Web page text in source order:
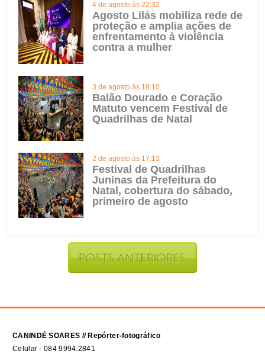
4 de agosto às 22:32
Agosto Lilás mobiliza rede de
proteção e amplia ações de
enfrentamento à violência
contra a mulher
3 de agosto às 19:10
Balão Dourado e Coração
Matuto vencem Festival de
Quadrilhas de Natal
2 de agosto às 17:13
Festival de Quadrilhas
Juninas da Prefeitura do
Natal, cobertura do sábado,
primeiro de agosto
CANINDÉ SOARES // Repórter-fotográfico
Celular - 084 9994.2841